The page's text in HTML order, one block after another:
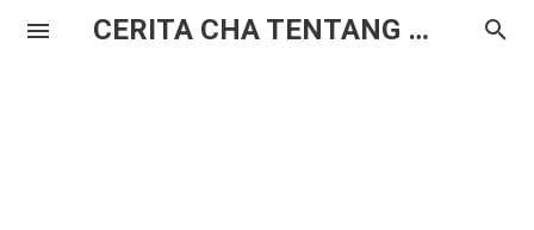
CERITA CHA TENTANG HAL BIASA